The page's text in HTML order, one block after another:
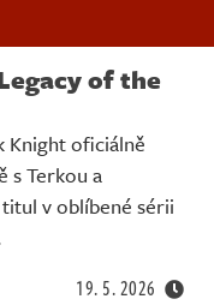
of the
Knight oficiálně
s Terkou a
v oblíbené sérii
19. 5. 2026